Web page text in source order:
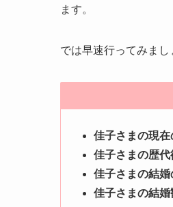
ます。
では早速行ってみまし
佳子さまの現在
佳子さまの歴代
佳子さまの結
佳子さまの結